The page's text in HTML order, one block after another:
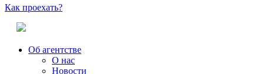
Как проехать?
Об агентстве
О нас
Новости